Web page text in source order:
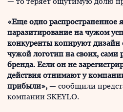
«Еще одно распространенное
паразитирование на чужом
конкуренты копируют дизайн
чужой логотип на своих,
бренда. Если он не
действия отнимают у
прибыли», — сообщили
компании SKEYLO.